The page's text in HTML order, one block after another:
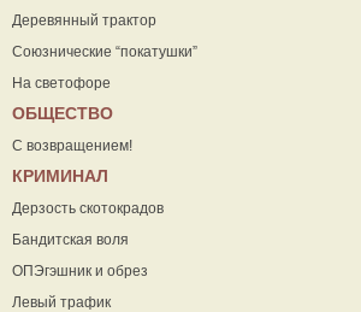
Деревянный трактор
Союзнические “покатушки”
На светофоре
ОБЩЕСТВО
С возвращением!
КРИМИНАЛ
Дерзость скотокрадов
Бандитская воля
ОПЭгэшник и обрез
Левый трафик